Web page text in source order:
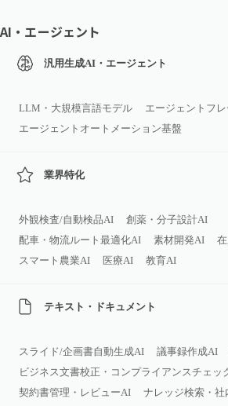
AI・エージェント
汎用生成AI・エージェント
LLM・大規模言語モデル
エージェントフ
エージェントオートメーション基盤
業界特化
外観検査/自動検品AI
創薬・分子設計AI
配車・物流ルート最適化AI
素材開発AI
スマート農業AI
医療AI 教育AI
テキスト・ドキュメント
スライド/企画書自動生成AI 議事録作成AI
ビジネス文書校正・コンプライアンスチェッ
契約書管理・レビューAI
ナレッジ検索・社